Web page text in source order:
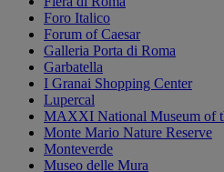
Foro Italico
Forum of Caesar
Galleria Porta di Roma
Garbatella
I Granai Shopping Center
Lupercal
MAXXI National Museum of
Monte Mario Nature Reserve
Monteverde
Museo delle Mura